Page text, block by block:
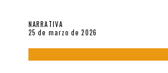
NARRATIVA
25 de marzo de 2026